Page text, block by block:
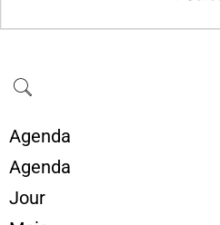
Agenda
Agenda
Jour